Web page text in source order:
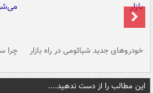
خودروهای جدید شیائومی در راه بازار چرا
این مطالب را از دست ندهید....